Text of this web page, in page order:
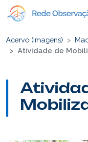
Acervo (Imagens)
Atividade de